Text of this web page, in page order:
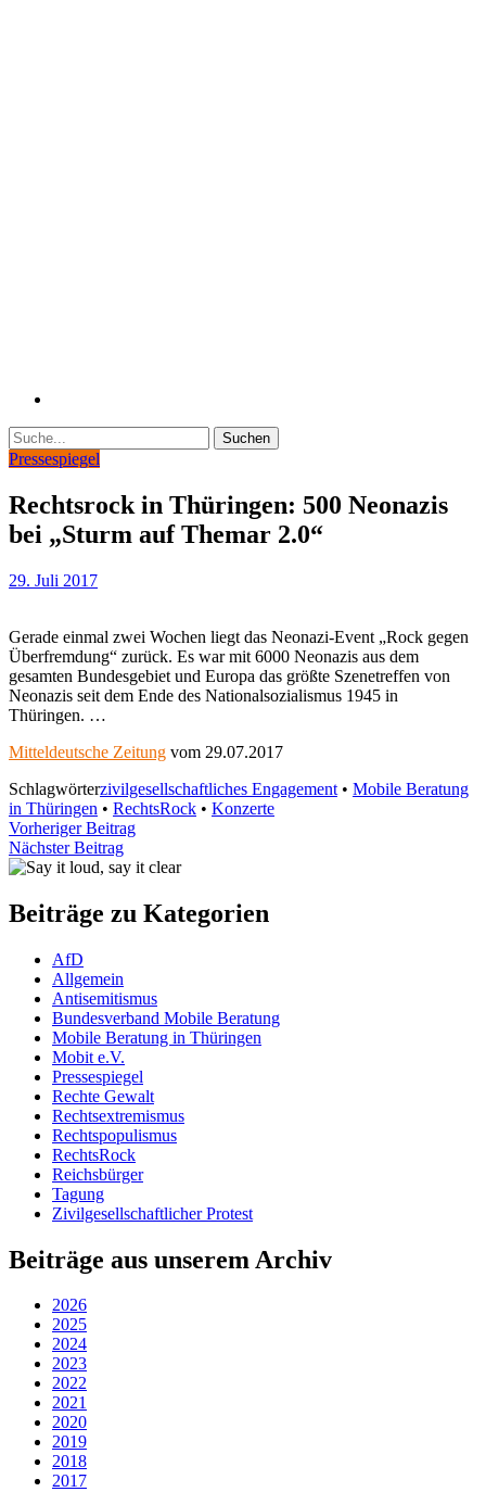
Suche
Pressespiegel
Rechtsrock in Thüringen: 500 Neonazis
bei „Sturm auf Themar 2.0“
29. Juli 2017
Gerade einmal zwei Wochen liegt das Neonazi-Event „Rock gegen
Überfremdung“ zurück. Es war mit 6000 Neonazis aus dem
gesamten Bundesgebiet und Europa das größte Szenetreffen von
Neonazis seit dem Ende des Nationalsozialismus 1945 in
Thüringen. …
Mitteldeutsche Zeitung vom 29.07.2017
Schlagwörterzivilgesellschaftliches Engagement • Mobile Beratung
in Thüringen • RechtsRock • Konzerte
Beitragsnavigation
Vorheriger BeitragVorheriger
Nächster BeitragNächster
Beitrag
Beiträge zu Kategorien
AfD
Allgemein
Antisemitismus
Bundesverband Mobile Beratung
Mobile Beratung in Thüringen
Mobit e.V.
Pressespiegel
Rechte Gewalt
Rechtsextremismus
Rechtspopulismus
RechtsRock
Reichsbürger
Tagung
Zivilgesellschaftlicher Protest
Beiträge aus unserem Archiv
2026
2025
2024
2023
2022
2021
2020
2019
2018
2017